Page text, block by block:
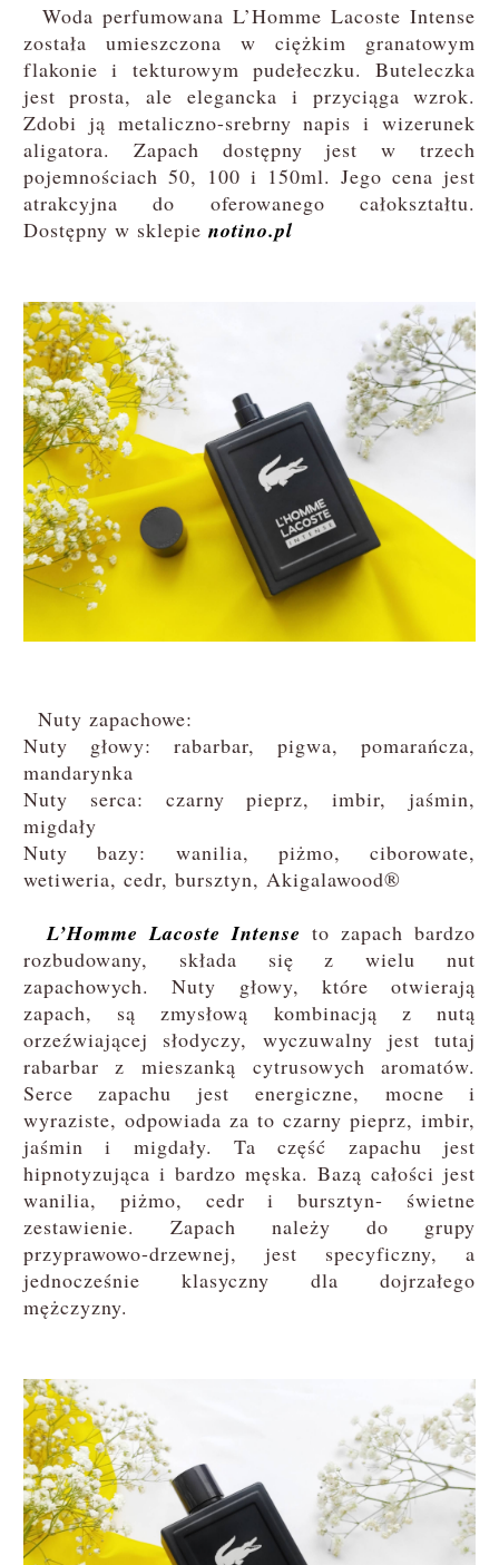
Woda perfumowana L’Homme Lacoste Intense
została umieszczona w ciężkim granatowym
flakonie i tekturowym pudełeczku. Buteleczka
jest prosta, ale elegancka i przyciąga wzrok.
Zdobi ją metaliczno-srebrny napis i wizerunek
aligatora. Zapach dostępny jest w trzech
pojemnościach 50, 100 i 150ml. Jego cena jest
atrakcyjna do oferowanego całokształtu.
Dostępny w sklepie notino.pl
Nuty zapachowe:
Nuty głowy: rabarbar, pigwa, pomarańcza,
mandarynka
Nuty serca: czarny pieprz, imbir, jaśmin,
migdały
Nuty bazy: wanilia, piżmo, ciborowate,
wetiweria, cedr, bursztyn, Akigalawood®
L’Homme Lacoste Intense to zapach bardzo
rozbudowany, składa się z wielu nut
zapachowych. Nuty głowy, które otwierają
zapach, są zmysłową kombinacją z nutą
orzeźwiającej słodyczy, wyczuwalny jest tutaj
rabarbar z mieszanką cytrusowych aromatów.
Serce zapachu jest energiczne, mocne i
wyraziste, odpowiada za to czarny pieprz, imbir,
jaśmin i migdały. Ta część zapachu jest
hipnotyzująca i bardzo męska. Bazą całości jest
wanilia, piżmo, cedr i bursztyn- świetne
zestawienie. Zapach należy do grupy
przyprawowo-drzewnej, jest specyficzny, a
jednocześnie klasyczny dla dojrzałego
mężczyzny.